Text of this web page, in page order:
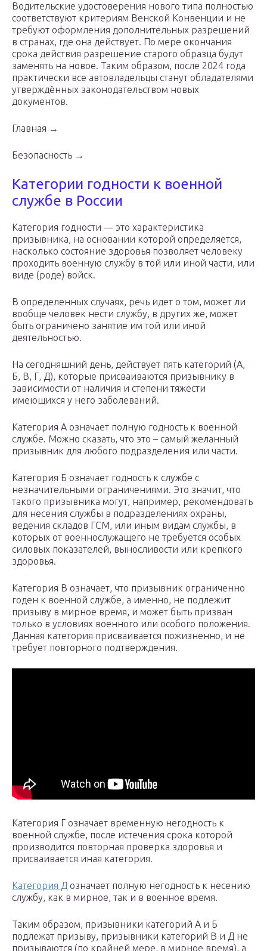
Водительские удостоверения нового типа полностью
соответствуют критериям Венской Конвенции и не
требуют оформления дополнительных разрешений
в странах, где она действует. По мере окончания
срока действия разрешение старого образца будут
заменять на новое. Таким образом, после 2024 года
практически все автовладельцы станут обладателями
утверждённых законодательством новых
документов.
Главная →
Безопасность →
Категории годности к военной
службе в России
Категория годности — это характеристика
призывника, на основании которой определяется,
насколько состояние здоровья позволяет человеку
проходить военную службу в той или иной части, или
виде (роде) войск.
В определенных случаях, речь идет о том, может ли
вообще человек нести службу, в других же, может
быть ограничено занятие им той или иной
деятельностью.
На сегодняшний день, действует пять категорий (А,
Б, В, Г, Д), которые присваиваются призывнику в
зависимости от наличия и степени тяжести
имеющихся у него заболеваний.
Категория А означает полную годность к военной
службе. Можно сказать, что это – самый желанный
призывник для любого подразделения или части.
Категория Б означает годность к службе с
незначительными ограничениями. Это значит, что
такого призывника могут, например, рекомендовать
для несения службы в подразделениях охраны,
ведения складов ГСМ, или иным видам службы, в
которых от военнослужащего не требуется особых
силовых показателей, выносливости или крепкого
здоровья.
Категория В означает, что призывник ограниченно
годен к военной службе, а именно, не подлежит
призыву в мирное время, и может быть призван
только в условиях военного или особого положения.
Данная категория присваивается пожизненно, и не
требует повторного подтверждения.
Категория Г означает временную негодность к
военной службе, после истечения срока которой
производится повторная проверка здоровья и
присваивается иная категория.
Категория Д означает полную негодность к несению
службу, как в мирное, так и в военное время.
Таким образом, призывники категорий А и Б
подлежат призыву, призывники категорий В и Д не
призываются (по крайней мере, в мирное время), а